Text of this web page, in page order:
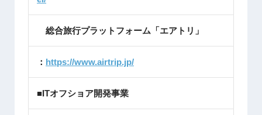
総合旅行プラットフォーム「エアトリ」
： https://www.airtrip.jp/
■ITオフショア開発事業